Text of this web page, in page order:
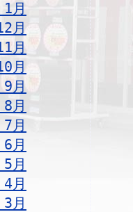
月
月
月
月
月
月
月
月
月
月
月